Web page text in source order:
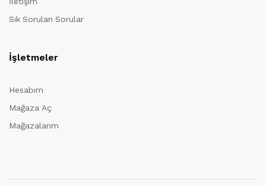
Sık Sorulan Sorular
İşletmeler
Hesabım
Mağaza Aç
Mağazalarım